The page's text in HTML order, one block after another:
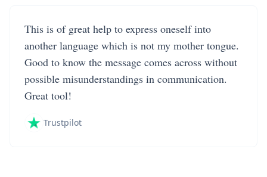
This is of great help to express oneself into
another language which is not my mother tongue.
Good to know the message comes across without
possible misunderstandings in communication.
Great tool!
Trustpilot